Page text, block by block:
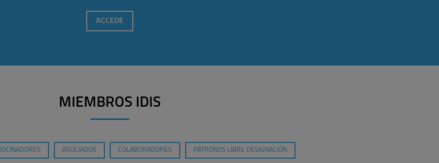
ACCEDE
MIEMBROS IDIS
ASOCIADOS COLABORADORES PATRONOS LIBRE DESIGNACIÓN